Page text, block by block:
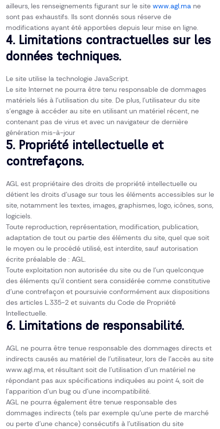
ailleurs, les renseignements figurant sur le site www.agl.ma ne
sont pas exhaustifs. Ils sont donnés sous réserve de
modifications ayant été apportées depuis leur mise en ligne.
4. Limitations contractuelles sur les
données techniques.
Le site utilise la technologie JavaScript.
Le site Internet ne pourra être tenu responsable de dommages
matériels liés à l’utilisation du site. De plus, l’utilisateur du site
s’engage à accéder au site en utilisant un matériel récent, ne
contenant pas de virus et avec un navigateur de dernière
génération mis-à-jour
5. Propriété intellectuelle et
contrefaçons.
AGL est propriétaire des droits de propriété intellectuelle ou
détient les droits d’usage sur tous les éléments accessibles sur le
site, notamment les textes, images, graphismes, logo, icônes, sons,
logiciels.
Toute reproduction, représentation, modification, publication,
adaptation de tout ou partie des éléments du site, quel que soit
le moyen ou le procédé utilisé, est interdite, sauf autorisation
écrite préalable de : AGL.
Toute exploitation non autorisée du site ou de l’un quelconque
des éléments qu’il contient sera considérée comme constitutive
d’une contrefaçon et poursuivie conformément aux dispositions
des articles L.335-2 et suivants du Code de Propriété
Intellectuelle.
6. Limitations de responsabilité.
AGL ne pourra être tenue responsable des dommages directs et
indirects causés au matériel de l’utilisateur, lors de l’accès au site
www.agl.ma, et résultant soit de l’utilisation d’un matériel ne
répondant pas aux spécifications indiquées au point 4, soit de
l’apparition d’un bug ou d’une incompatibilité.
AGL ne pourra également être tenue responsable des
dommages indirects (tels par exemple qu’une perte de marché
ou perte d’une chance) consécutifs à l’utilisation du site